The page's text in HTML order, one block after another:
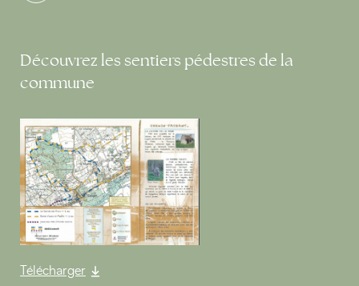
Découvrez les sentiers pédestres de la
commune
Télécharger